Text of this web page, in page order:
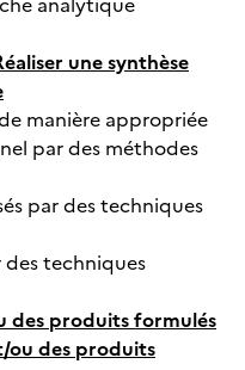
une synthèse
manière appropriée
par des méthodes
par des techniques
des techniques
des produits formulés
ou des produits